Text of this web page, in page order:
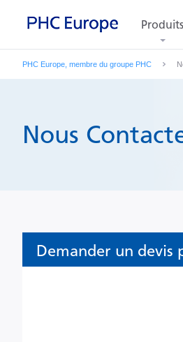
Produits
PHC Europe, membre du groupe PHC
Nous
Demander un devis